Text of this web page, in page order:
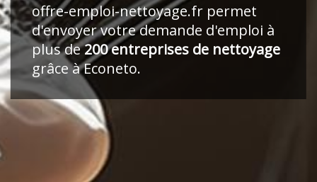
offre-emploi-nettoyage.frpermet
d'envoyer votre demande d'emploi à
plus de200 entreprises de nettoyage
grâce à Econeto.